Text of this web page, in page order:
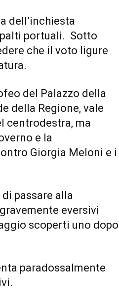
dell’inchiesta
portuali. Sotto
che il voto ligure
del Palazzo della
della Regione, vale
centrodestra, ma
e la
Giorgia Meloni e i
passare alla
eversivi
scoperti uno dopo
paradossalmente